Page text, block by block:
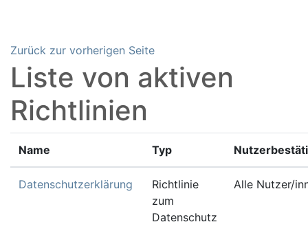
Zurück zur vorherigen Seite
Liste von aktiven
Richtlinien
Name Typ
Datenschutzerklärung
Richtlinie
zum
Datenschutz
Alle Nutzer/